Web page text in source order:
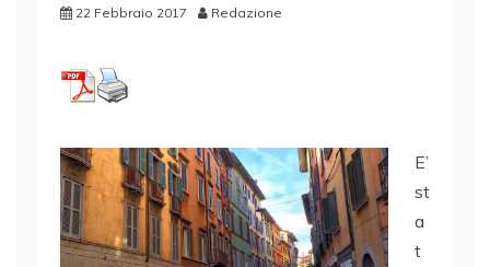
22 Febbraio 2017 Redazione
E’
st
a
t